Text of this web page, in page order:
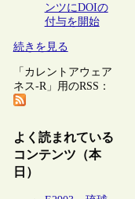
ンツにDOIの
付与を開始
続きを見る
「カレントアウェア
ネス-R」用のRSS：
よく読まれている
コンテンツ（本
日）